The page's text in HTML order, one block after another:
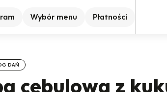
Wybór menu Płatności
DAŃ
cebulowa z